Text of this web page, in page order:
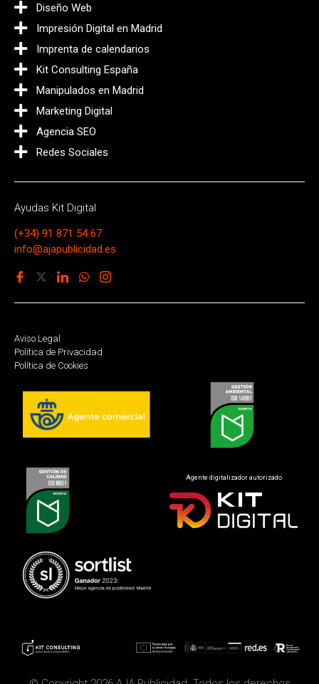
Diseño Web
Impresión Digital en Madrid
Imprenta de calendarios
Kit Consulting España
Manipulados en Madrid
Marketing Digital
Agencia SEO
Redes Sociales
Ayudas Kit Digital
(+34) 91 871 54 67
info@ajapublicidad.es
Aviso Legal
Política de Privacidad
Política de Cookies
Agente digitalizador autorizado